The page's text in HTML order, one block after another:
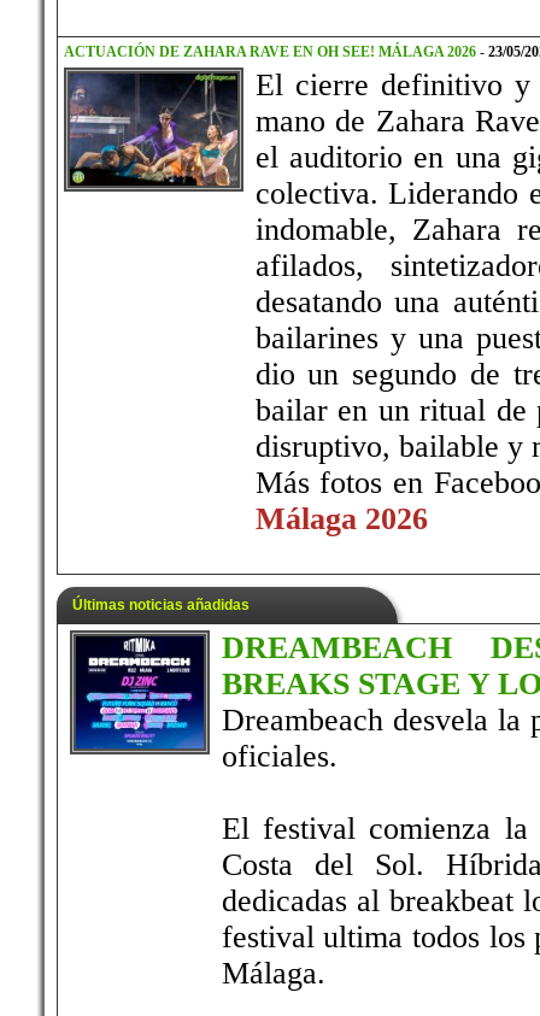
ACTUACIÓN DE ZAHARA RAVE EN OH SEE! MÁLAGA 2026- 23/05/
El cierre definitivo y
mano de Zahara
el auditorio en una
colectiva. Liderando
indomable, Zahara
afilados,
desatando una
bailarines y una
dio un segundo de
bailar en un ritual de
disruptivo, bailable y
Más fotos en
Málaga 2026
Últimas noticias añadidas
DREAMBEACH
BREAKS STAGE Y
Dreambeach desvela la
oficiales.
El festival comienza la
Costa del Sol.
dedicadas al breakbeat
festival ultima todos los
Málaga.